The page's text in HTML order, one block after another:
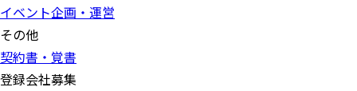
イベント企画・運営
その他
契約書・覚書
登録会社募集